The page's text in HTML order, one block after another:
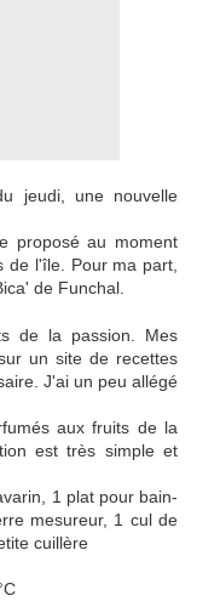
jeudi, une nouvelle
proposé au moment
de l'île. Pour ma part,
de Funchal.
de la passion. Mes
un site de recettes
J'ai un peu allégé
aux fruits de la
est très simple et
1 plat pour bain-
mesureur, 1 cul de
cuillère